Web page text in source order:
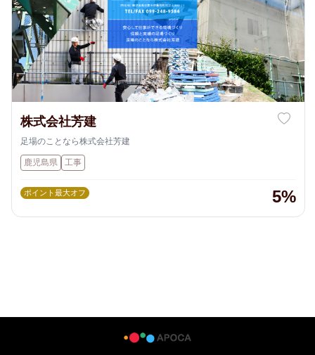
株式会社芳建
足場のことなら株式会社芳建
鹿児島県 工事
ポイント最大オフ 5%